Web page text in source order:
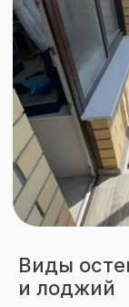
Виды
и лоджий